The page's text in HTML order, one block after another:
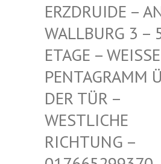
UIDE – AN DER
URG 3 – 5.
– WEISSES
RAMM ÜBER
R – WESTLI
CHE RICHTU
NG – 017665